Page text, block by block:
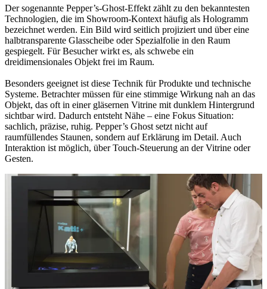
Der sogenannte Pepper’s-Ghost-Effekt zählt zu den bekanntesten
Technologien, die im Showroom-Kontext häufig als Hologramm
bezeichnet werden. Ein Bild wird seitlich projiziert und über eine
halbtransparente Glasscheibe oder Spezialfolie in den Raum
gespiegelt. Für Besucher wirkt es, als schwebe ein
dreidimensionales Objekt frei im Raum.
Besonders geeignet ist diese Technik für Produkte und technische
Systeme. Betrachter müssen für eine stimmige Wirkung nah an das
Objekt, das oft in einer gläsernen Vitrine mit dunklem Hintergrund
sichtbar wird. Dadurch entsteht Nähe – eine Fokus Situation:
sachlich, präzise, ruhig. Pepper’s Ghost setzt nicht auf
raumfüllendes Staunen, sondern auf Erklärung im Detail. Auch
Interaktion ist möglich, über Touch-Steuerung an der Vitrine oder
Gesten.